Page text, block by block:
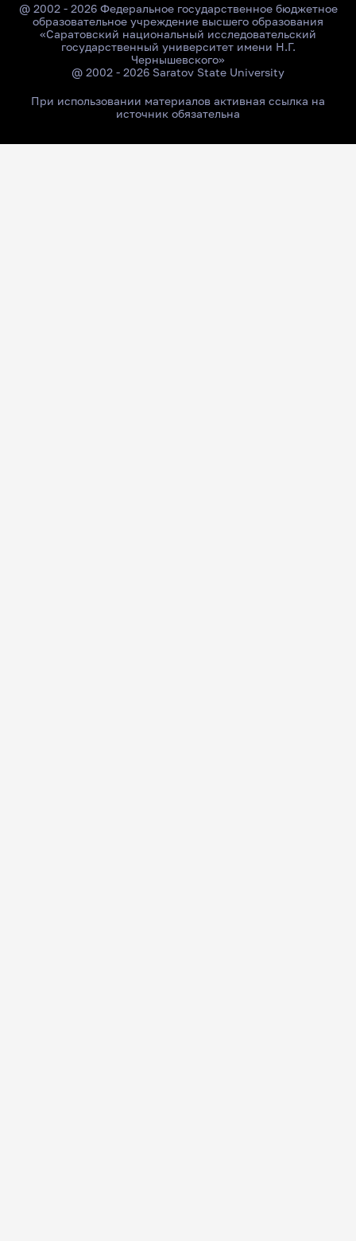
@ 2002 - 2026 Федеральное государственное бюджетное
образовательное учреждение высшего образования
«Саратовский национальный исследовательский
государственный университет имени Н.Г.
Чернышевского»
@ 2002 - 2026 Saratov State University
При использовании материалов активная ссылка на
источник обязательна